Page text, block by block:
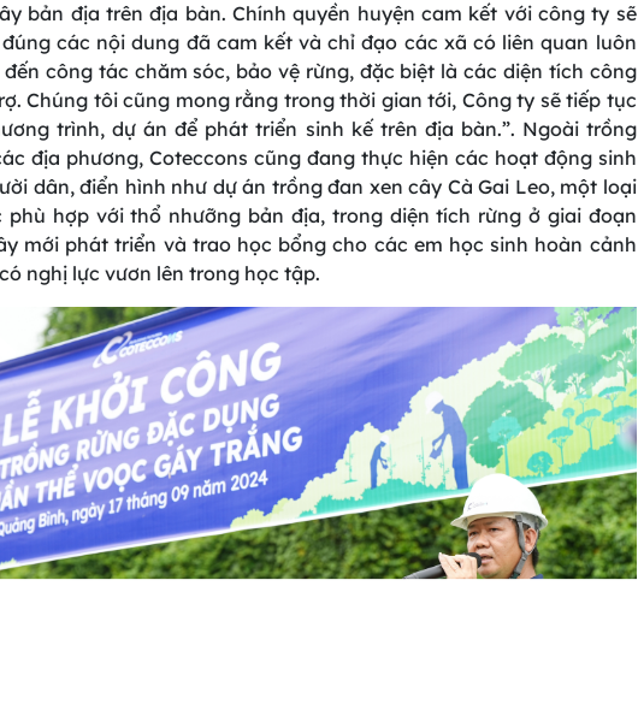
bản địa trên địa bàn. Chính quyền huyện cam kết với công ty sẽ
các nội dung đã cam kết và chỉ đạo các xã có liên quan luôn
công tác chăm sóc, bảo vệ rừng, đặc biệt là các diện tích công
Chúng tôi cũng mong rằng trong thời gian tới, Công ty sẽ tiếp tục
trình, dự án để phát triển sinh kế trên địa bàn.”. Ngoài trồng
địa phương, Coteccons cũng đang thực hiện các hoạt động sinh
dân, điển hình như dự án trồng đan xen cây Cà Gai Leo, một loại
phù hợp với thổ nhưỡng bản địa, trong diện tích rừng ở giai đoạn
mới phát triển và trao học bổng cho các em học sinh hoàn cảnh
nghị lực vươn lên trong học tập.